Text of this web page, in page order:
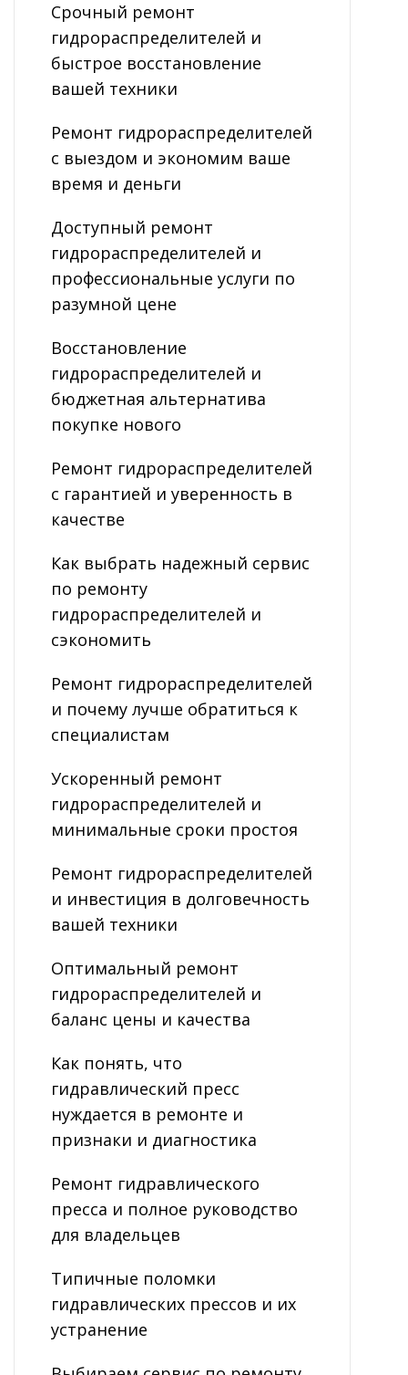
Срочный ремонт
гидрораспределителей и
быстрое восстановление
вашей техники
Ремонт гидрораспределителей
с выездом и экономим ваше
время и деньги
Доступный ремонт
гидрораспределителей и
профессиональные услуги по
разумной цене
Восстановление
гидрораспределителей и
бюджетная альтернатива
покупке нового
Ремонт гидрораспределителей
с гарантией и уверенность в
качестве
Как выбрать надежный сервис
по ремонту
гидрораспределителей и
сэкономить
Ремонт гидрораспределителей
и почему лучше обратиться к
специалистам
Ускоренный ремонт
гидрораспределителей и
минимальные сроки простоя
Ремонт гидрораспределителей
и инвестиция в долговечность
вашей техники
Оптимальный ремонт
гидрораспределителей и
баланс цены и качества
Как понять, что
гидравлический пресс
нуждается в ремонте и
признаки и диагностика
Ремонт гидравлического
пресса и полное руководство
для владельцев
Типичные поломки
гидравлических прессов и их
устранение